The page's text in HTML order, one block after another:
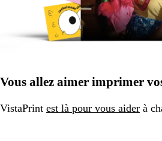
Vous allez aimer imprimer
VistaPrint est là pour vous aider à